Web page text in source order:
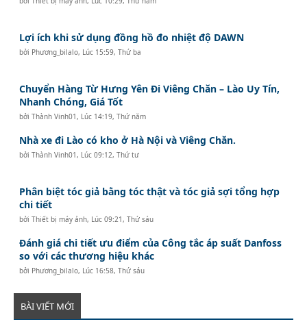
Lợi ích khi sử dụng đồng hồ đo nhiệt độ DAWN
bởi Phương_bilalo, Lúc 15:59, Thứ ba
Chuyển Hàng Từ Hưng Yên Đi Viêng Chăn – Lào Uy Tín,
Nhanh Chóng, Giá Tốt
bởiThành Vinh01, Lúc 14:19, Thứ năm
Nhà xe đi Lào có kho ở Hà Nội và Viêng Chăn.
bởiThành Vinh01, Lúc 09:12, Thứ tư
Phân biệt tóc giả bằng tóc thật và tóc giả sợi tổng hợp
chi tiết
bởiThiết bị máy ảnh, Lúc 09:21, Thứ sáu
Đánh giá chi tiết ưu điểm của Công tắc áp suất Danfoss
so với các thương hiệu khác
bởi Phương_bilalo, Lúc 16:58, Thứ sáu
BÀI VIẾT MỚI